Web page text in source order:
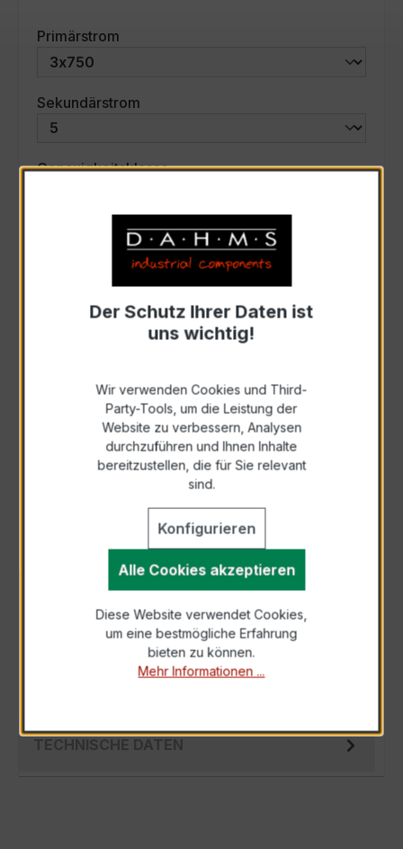
Primärstrom
Sekundärstrom
Genauigkeitsklasseauswählen
Scheinleistung (VA)auswählen
Auswahl zurücksetzen
Anfrage schriftlich
Als PDF exportieren
Der Verrechnungsstromwandler EASKD 31.5
3x750/5A 15VA Kl.0,5 ist ein kompakter,
hochpräziser Niederspannungs-Messwandler
TECHNISCHE DATEN
Der Schutz Ihrer Daten ist
uns wichtig!
Wir verwenden Cookies und Third-
Party-Tools, um die Leistung der
Website zu verbessern, Analysen
durchzuführen und Ihnen Inhalte
bereitzustellen, die für Sie relevant
sind.
Konfigurieren
Alle Cookies akzeptieren
Diese Website verwendet Cookies,
um eine bestmögliche Erfahrung
bieten zu können.
Mehr Informationen ...